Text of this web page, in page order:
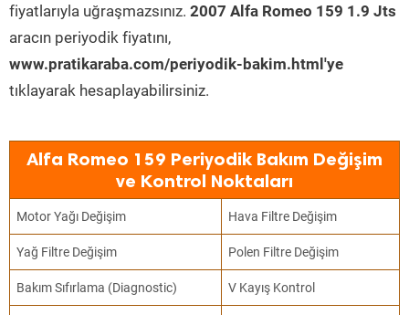
fiyatlarıyla uğraşmazsınız. 2007 Alfa Romeo 159 1.9 Jts
aracın periyodik fiyatını,
www.pratikaraba.com/periyodik-bakim.html'ye
tıklayarak hesaplayabilirsiniz.
Alfa Romeo 159 Periyodik Bakım Değişim
ve Kontrol Noktaları
Motor Yağı Değişim Hava Filtre Değişim
Yağ Filtre Değişim Polen Filtre Değişim
Bakım Sıfırlama (Diagnostic) V Kayış Kontrol